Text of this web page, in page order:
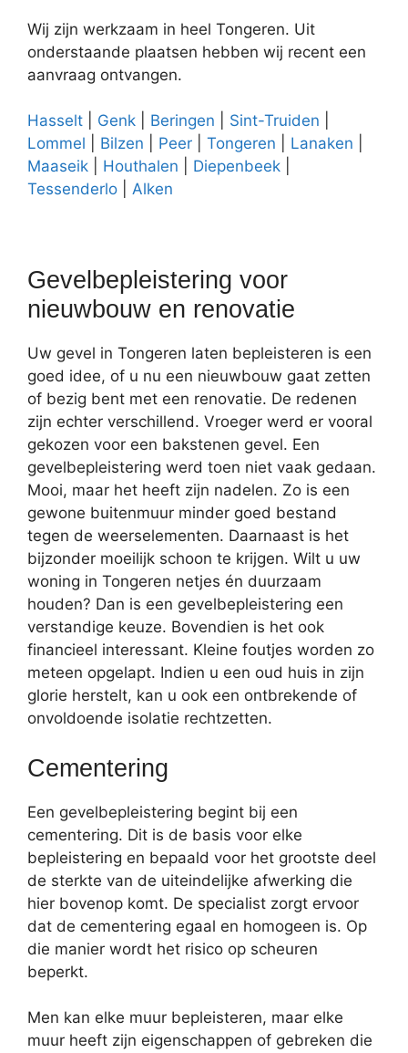
Wij zijn werkzaam in heel Tongeren. Uit
onderstaande plaatsen hebben wij recent een
aanvraag ontvangen.
Hasselt Genk Beringen Sint-Truiden
Lommel
Bilzen Peer Tongeren Lanaken
Maaseik
Houthalen Diepenbeek
Tessenderlo
Alken
Gevelbepleistering voor
nieuwbouw en renovatie
Uw gevel in Tongeren laten bepleisteren is een
goed idee, of u nu een nieuwbouw gaat zetten
of bezig bent met een renovatie. De redenen
zijn echter verschillend. Vroeger werd er vooral
gekozen voor een bakstenen gevel. Een
gevelbepleistering werd toen niet vaak gedaan.
Mooi, maar het heeft zijn nadelen. Zo is een
gewone buitenmuur minder goed bestand
tegen de weerselementen. Daarnaast is het
bijzonder moeilijk schoon te krijgen. Wilt u uw
woning in Tongeren netjes én duurzaam
houden? Dan is een gevelbepleistering een
verstandige keuze. Bovendien is het ook
financieel interessant. Kleine foutjes worden zo
meteen opgelapt. Indien u een oud huis in zijn
glorie herstelt, kan u ook een ontbrekende of
onvoldoende isolatie rechtzetten.
Cementering
Een gevelbepleistering begint bij een
cementering. Dit is de basis voor elke
bepleistering en bepaald voor het grootste deel
de sterkte van de uiteindelijke afwerking die
hier bovenop komt. De specialist zorgt ervoor
dat de cementering egaal en homogeen is. Op
die manier wordt het risico op scheuren
beperkt.
Men kan elke muur bepleisteren, maar elke
muur heeft zijn eigenschappen of gebreken die